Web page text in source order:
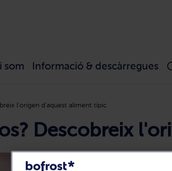
som Informació & descàrregues
l'origen d'aquest aliment típic
Descobreix